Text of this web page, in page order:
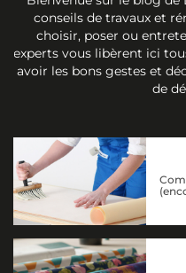
conseils de travaux et
choisir, poser ou
experts vous libèrent ici
avoir les bons gestes et
de